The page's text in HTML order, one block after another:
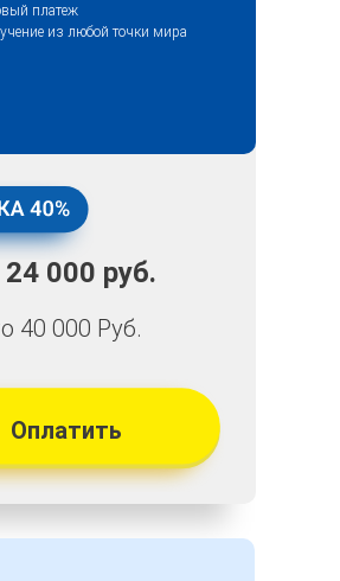
платеж
из любой точки мира
000 руб.
40 000 Руб.
Оплатить